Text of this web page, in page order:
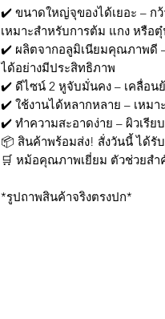
✔️ ขนาดใหญ่จุของได้เยอะ – กว้
เหมาะสำหรับการต้ม แกง หรือ
✔️ ผลิตจากอลูมิเนียมคุณภาพดี
ได้อย่างมีประสิทธิภาพ
✔️ ดีไซน์ 2 หูจับมั่นคง – เคลื่อน
✔️ ใช้งานได้หลากหลาย – เหมา
✔️ ทำความสะอาดง่าย – ผิวเรีย
📦 สินค้าพร้อมส่ง! สั่งวันนี้ ได้รั
🛒 หม้อคุณภาพเยี่ยม ตัวช่วยส
*รูปถาพสินค้าจริงตรงปก*